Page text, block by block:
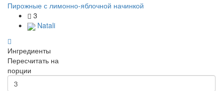
Пирожные с лимонно-яблочной начинкой
3
Natali
Ингредиенты
Пересчитать на
порции